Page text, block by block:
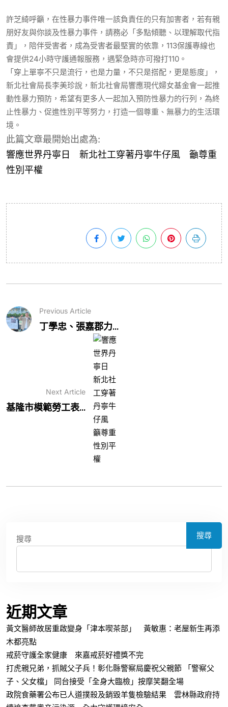
許芝綺呼籲，在性暴力事件唯一該負責任的只有加害者，若有親
朋好友與你談及性暴力事件，請務必「多點傾聽、以理解取代指
責」，陪伴受害者，成為受害者最堅實的依靠，113保護專線也
會提供24小時守護通報服務，遇緊急時亦可撥打110。
「穿上單寧不只是流行，也是力量，不只是搭配，更是態度」，
新北社會局長李美珍說，新北社會局響應現代婦女基金會一起推
動性暴力預防，希望有更多人一起加入預防性暴力的行列，為終
止性暴力、促進性別平等努力，打造一個尊重、無暴力的生活環
境。
此篇文章最開始出處為:
響應世界丹寧日 新北社工穿著丹寧牛仔風 籲尊重
性別平權
Previous Article
丁學忠、張嘉郡力...
Next Article
基隆市模範勞工表...
搜尋 搜尋
近期文章
黃文醫師故居重啟變身「津本喫茶部」 黃敏惠：老屋新生再添
木都亮點
戒菸守護全家健康 來嘉戒菸好禮獎不完
打虎親兄弟，抓賊父子兵！彰化縣警察局慶祝父親節 「警察父
子、父女檔」 同台接受「全身大臨檢」按摩笑翻全場
政院食藥署公布已人道撲殺及銷毀羊隻檢驗結果 雲林縣政府持